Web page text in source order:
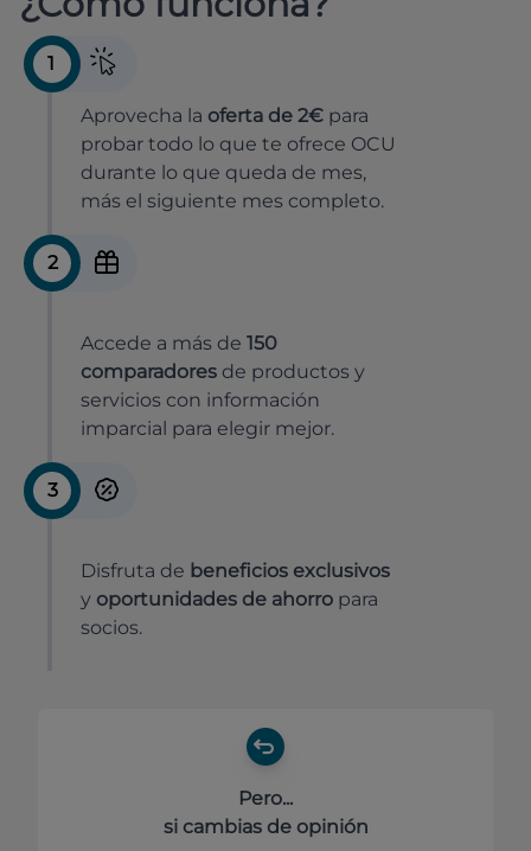
1
Aprovecha la oferta de 2€ para
probar todo lo que te ofrece OCU
durante lo que queda de mes,
más el siguiente mes completo.
2
Accede a más de 150
comparadores de productos y
servicios con información
imparcial para elegir mejor.
3
Disfruta de beneficios exclusivos
y oportunidades de ahorro para
socios.
Pero...
si cambias de opinión